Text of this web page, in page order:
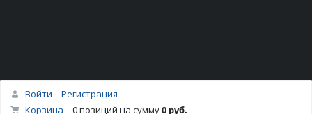
Наверх
Войти
Регистрация
Корзина
0 позиций на сумму0 руб.